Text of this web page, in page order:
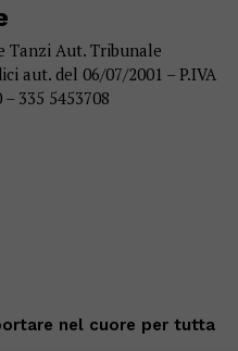
Tanzi Aut. Tribunale
aut. del 06/07/2001 – P.IVA
335 5453708
nel cuore per tutta